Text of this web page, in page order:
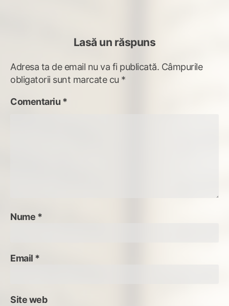
Lasă un răspuns
Adresa ta de email nu va fi publicată. Câmpurile
obligatorii sunt marcate cu *
Comentariu *
Nume *
Email *
Site web